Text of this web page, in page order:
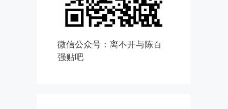
微信公众号：离不开与陈百
强贴吧